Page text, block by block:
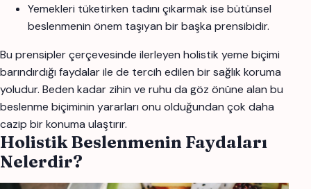
Yemekleri tüketirken tadını çıkarmak ise bütünsel
beslenmenin önem taşıyan bir başka prensibidir.
Bu prensipler çerçevesinde ilerleyen holistik yeme biçimi
barındırdığı faydalar ile de tercih edilen bir sağlık koruma
yoludur. Beden kadar zihin ve ruhu da göz önüne alan bu
beslenme biçiminin yararları onu olduğundan çok daha
cazip bir konuma ulaştırır.
Holistik Beslenmenin Faydaları
Nelerdir?